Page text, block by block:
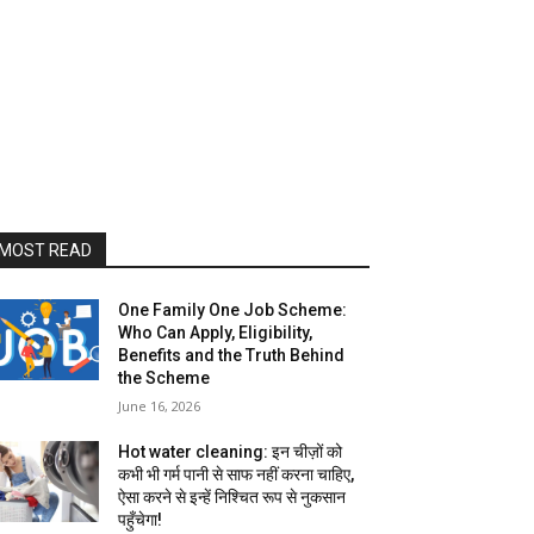
READ
One Family One Job Scheme:
Who Can Apply, Eligibility,
Benefits and the Truth Behind
the Scheme
June 16, 2026
Hot water cleaning: इन चीज़ों को
कभी भी गर्म पानी से साफ नहीं करना चाहिए,
ऐसा करने से इन्हें निश्चित रूप से नुकसान
पहुँचेगा!